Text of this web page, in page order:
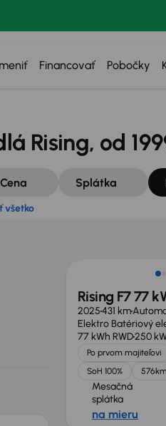
Financovať Pobočky
všetko
Rising, od
Cena Splátka
všetko
Rising F7 77
2025431 km
Elektro Batériový
77 kWh RWD250
Po prvom majiteľovi
SoH 100%
Mesačná
splátka
na mieru